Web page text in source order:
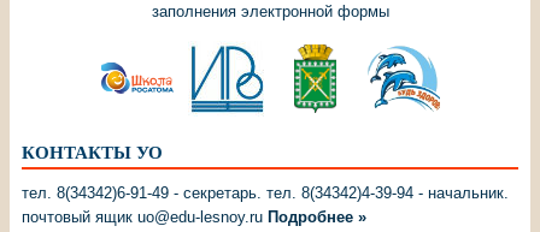
заполнения электронной формы
КОНТАКТЫ УО
тел. 8(34342)6-91-49 - секретарь. тел. 8(34342)4-39-94 - начальник.
почтовый ящик uo@edu-lesnoy.ru Подробнее »